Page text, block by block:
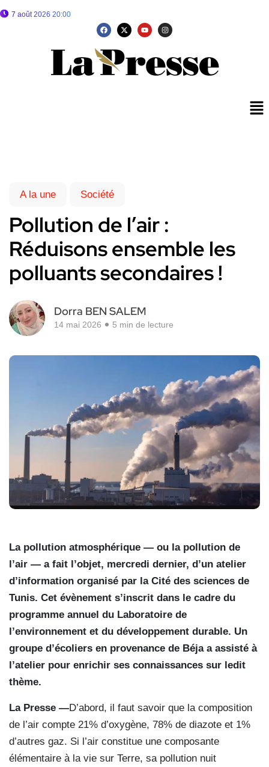
7 août 2026 20:00
A la une Société
Pollution de l’air :
Réduisons ensemble les
polluants secondaires !
Dorra BEN SALEM
14 mai 2026 5 min de lecture
La pollution atmosphérique — ou la pollution de
l’air — a fait l’objet, mercredi dernier, d’un atelier
d’information organisé par la Cité des sciences de
Tunis. Cet évènement s’inscrit dans le cadre du
programme annuel du Laboratoire de
l’environnement et du développement durable. Un
groupe d’écoliers en provenance de Béja a assisté à
l’atelier pour enrichir ses connaissances sur ledit
thème.
La Presse —D’abord, il faut savoir que la composition
de l’air compte 21% d’oxygène, 78% de diazote et 1%
d’autres gaz. Si l’air constitue une composante
élémentaire à la vie sur Terre, sa pollution nuit